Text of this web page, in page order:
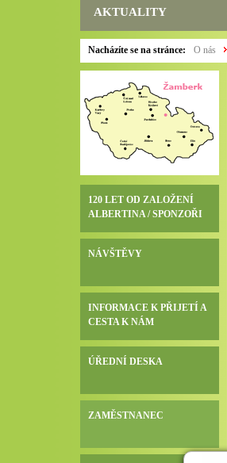
AKTUALITY
Nacházíte se na stránce: O nás
120 LET OD ZALOŽENÍ
ALBERTINA / SPONZOŘI
NÁVŠTĚVY
INFORMACE K PŘIJETÍ A
CESTA K NÁM
ÚŘEDNÍ DESKA
ZAMĚSTNANEC